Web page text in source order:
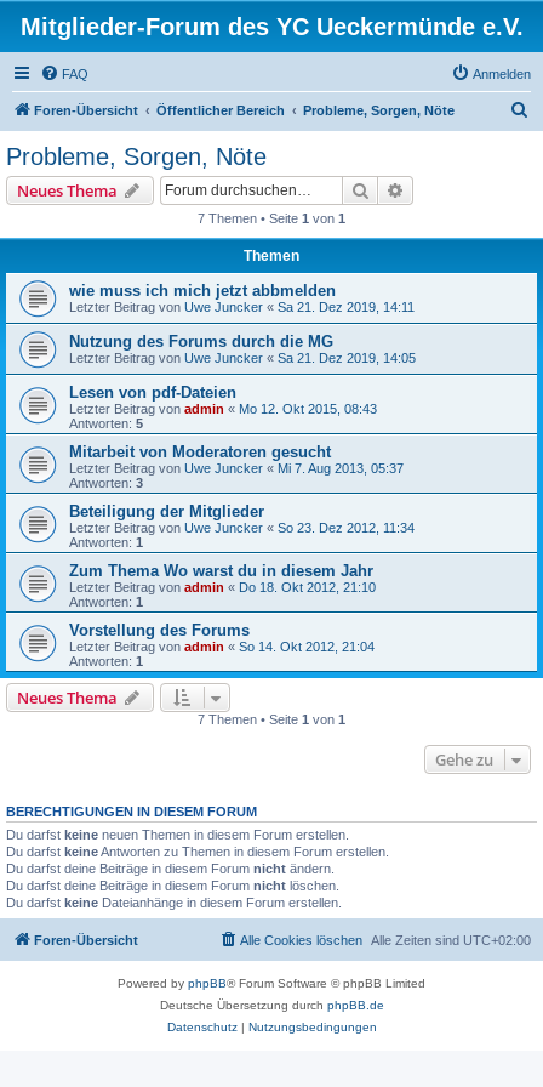
Mitglieder-Forum des YC Ueckermünde e.V.
FAQ Anmelden
Foren-Übersicht Öffentlicher Bereich Probleme, Sorgen, Nöte
Probleme, Sorgen, Nöte
Neues Thema Suche
7 Themen • Seite 1 von 1
Themen
wie muss ich mich jetzt abbmelden
Letzter Beitrag von Uwe Juncker « Sa 21. Dez 2019, 14:11
Nutzung des Forums durch die MG
Letzter Beitrag von Uwe Juncker « Sa 21. Dez 2019, 14:05
Lesen von pdf-Dateien
Letzter Beitrag von admin « Mo 12. Okt 2015, 08:43
Antworten: 5
Mitarbeit von Moderatoren gesucht
Letzter Beitrag von Uwe Juncker « Mi 7. Aug 2013, 05:37
Antworten: 3
Beteiligung der Mitglieder
Letzter Beitrag von Uwe Juncker « So 23. Dez 2012, 11:34
Antworten: 1
Zum Thema Wo warst du in diesem Jahr
Letzter Beitrag von admin « Do 18. Okt 2012, 21:10
Antworten: 1
Vorstellung des Forums
Letzter Beitrag von admin « So 14. Okt 2012, 21:04
Antworten: 1
Neues Thema
7 Themen • Seite 1 von 1
Gehe zu
BERECHTIGUNGEN IN DIESEM FORUM
Du darfst keine neuen Themen in diesem Forum erstellen.
Du darfst keineAntworten zu Themen in diesem Forum erstellen.
Du darfst deine Beiträge in diesem Forum nicht ändern.
Du darfst deine Beiträge in diesem Forum nicht löschen.
Du darfst keine Dateianhänge in diesem Forum erstellen.
Foren-Übersicht Alle Zeiten sind UTC+02:00
Alle Cookies löschen
Powered by phpBB® Forum Software © phpBB Limited
Deutsche Übersetzung durch phpBB.de
Datenschutz| Nutzungsbedingungen